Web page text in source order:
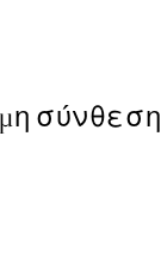
σύνθεση